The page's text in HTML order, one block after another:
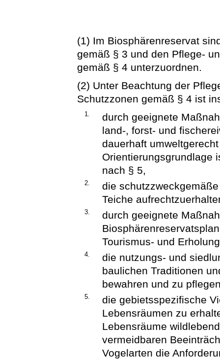
(1) Im Biosphärenreservat
gemäß § 3 und den Pflege-
gemäß § 4 unterzuordnen.
(2) Unter Beachtung der
Schutzzonen gemäß § 4 ist
1.
durch geeignete
land-, forst- und
dauerhaft
Orientierungsgrundlage
nach § 5,
2.
die
Teiche
3.
durch geeignete
Tourismus- und
4.
die nutzungs- und
baulichen Traditionen
bewahren und zu
5.
die gebietsspezifische
Lebensräumen zu
Lebensräume
vermeidbaren
Vogelarten die